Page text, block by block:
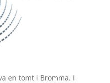
en tomt i Bromma. I